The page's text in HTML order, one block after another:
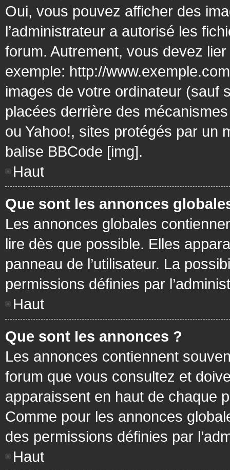
Oui, vous pouvez afficher des
l’administrateur a autorisé les
forum. Autrement, vous devez
exemple: http://
images de votre ordinateur (sauf
placées derrière des
ou Yahoo!, sites protégés par un
balise BBCode [img].
Haut
Que sont les annonces
Les annonces globales
lire dès que possible. Elles
panneau de l’utilisateur. La
permissions définies par
Haut
Que sont les annonces ?
Les annonces contiennent
forum que vous consultez et
apparaissent en haut de chaque
Comme pour les annonces
des permissions définies par
Haut